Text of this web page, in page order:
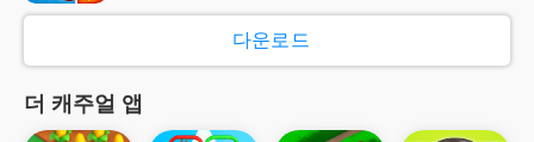
다운로드
더 캐주얼 앱